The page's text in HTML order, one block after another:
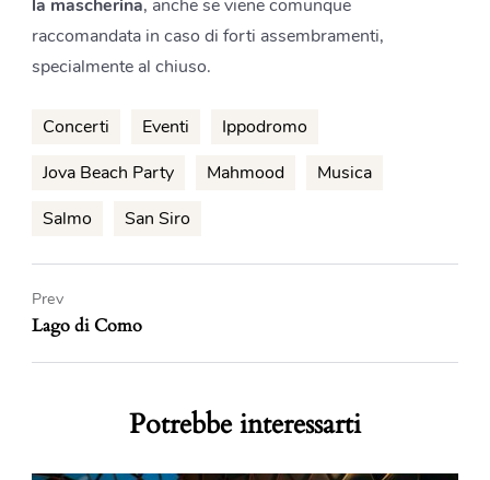
la mascherina, anche se viene comunque
raccomandata in caso di forti assembramenti,
specialmente al chiuso.
Concerti Eventi
Ippodromo
Jova Beach Party
Mahmood
Musica
Salmo
San Siro
Lago di Como
Prev
Potrebbe interessarti